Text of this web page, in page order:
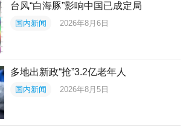
台风“白海豚”影响中国已成定局
国内新闻 2026年8月6日
多地出新政“抢”3.2亿老年人
国内新闻 2026年8月5日